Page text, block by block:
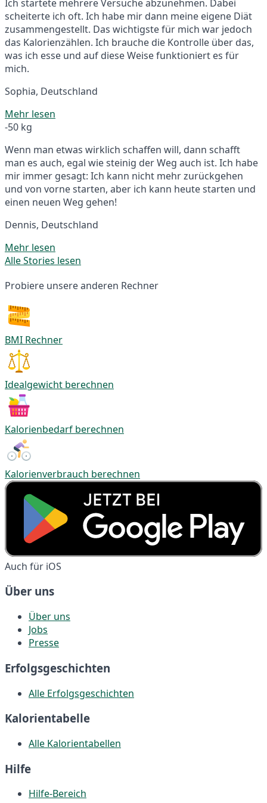
Ich startete mehrere Versuche abzunehmen. Dabei
scheiterte ich oft. Ich habe mir dann meine eigene Diät
zusammengestellt. Das wichtigste für mich war jedoch
das Kalorienzählen. Ich brauche die Kontrolle über das,
was ich esse und auf diese Weise funktioniert es für
mich.
Sophia, Deutschland
Mehr lesen
-50 kg
Wenn man etwas wirklich schaffen will, dann schafft
man es auch, egal wie steinig der Weg auch ist. Ich habe
mir immer gesagt: Ich kann nicht mehr zurückgehen
und von vorne starten, aber ich kann heute starten und
einen neuen Weg gehen!
Dennis, Deutschland
Mehr lesen
Alle Stories lesen
Probiere unsere anderen Rechner
BMI Rechner
Idealgewicht berechnen
Kalorienbedarf berechnen
Kalorienverbrauch berechnen
Auch für iOS
Über uns
Über uns
Jobs
Presse
Erfolgsgeschichten
Alle Erfolgsgeschichten
Kalorientabelle
Alle Kalorientabellen
Hilfe
Hilfe-Bereich